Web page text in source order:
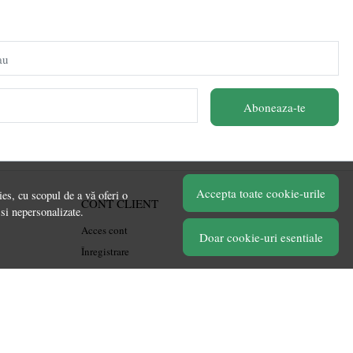
cu scopul de a vă oferi o
nepersonalizate.
Accepta toate cookie-urile
Doar cookie-uri esentiale
Aboneaza-te
CONT CLIENT
Acces cont
Înregistrare
Contul meu